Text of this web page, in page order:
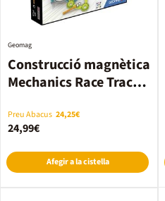
Construcció magnètica
Mechanics Race Track
Geomag
Preu Abacus 24,25€
24,99€
Afegir a la cistella